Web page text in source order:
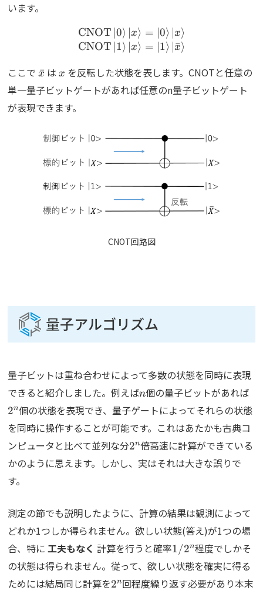
います。
CNOT ∣0⟩ ∣x⟩ = 0⟩ ∣x⟩
CNOT 1⟩ ∣x⟩ = 1⟩ ∣x
ˉ⟩
ここで\bar{x}
x
ˉ はx
x を反転した状態を表します。CNOTと任意の
単一量子ビットゲートがあれば任意のn量子ビットゲート
が表現できます。
CNOT回路図
量子アルゴリズム
量子ビットは重ね合わせによって多数の状態を同時に表現
できると紹介しました。例えばn
n個の量子ビットがあれば
2n個の状態を表現でき、量子ゲートによってそれらの状態
を同時に操作することが可能です。これはあたかも古典コ
ンピュータと比べて並列な分2^n
2n倍高速に計算ができている
かのように思えます。しかし、実はそれは大きな誤りで
す。
測定の節でも説明したように、計算の結果は観測によって
どれか1つしか得られません。欲しい状態(答え)が1つの場
合、特に工夫もなく 計算を行うと確率1/2^n
1/2n程度でしかそ
の状態は得られません。従って、欲しい状態を確実に得る
ためには結局同じ計算を2^n
2n回程度繰り返す必要があり本末